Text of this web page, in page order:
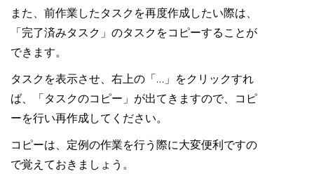
また、前作業したタスクを再度作成したい際は、
「完了済みタスク」のタスクをコピーすることが
できます。
タスクを表示させ、右上の「…」をクリックすれ
ば、「タスクのコピー」が出てきますので、コピ
ーを行い再作成してください。
コピーは、定例の作業を行う際に大変便利ですの
で覚えておきましょう。